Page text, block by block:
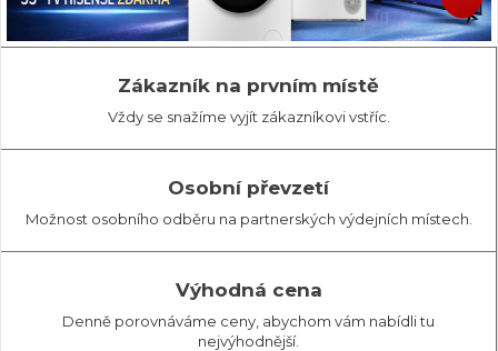
Zákazník na prvním místě
Vždy se snažíme vyjít zákazníkovi vstříc.
Osobní převzetí
Možnost osobního odběru na partnerských výdejních místech.
Výhodná cena
Denně porovnáváme ceny, abychom vám nabídli tu
nejvýhodnější.